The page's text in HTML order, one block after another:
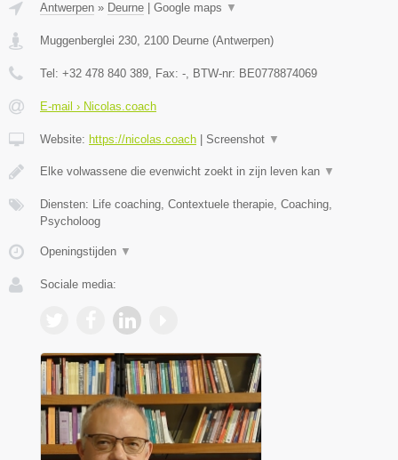
Antwerpen » Deurne Google maps ▼
Muggenberglei 230, 2100 Deurne (Antwerpen)
Tel: +32 478 840 389, Fax: -, BTW-nr: BE0778874069
E-mail › Nicolas.coach
Website: https://nicolas.coach Screenshot ▼
Elke volwassene die evenwicht zoekt in zijn leven kan ▼
Diensten: Life coaching, Contextuele therapie, Coaching,
Psycholoog
Openingstijden ▼
Sociale media: